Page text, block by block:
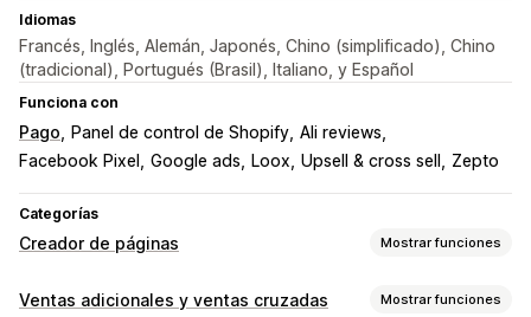
Idiomas
Francés, Inglés, Alemán, Japonés, Chino (simplificado), Chino
(tradicional), Portugués (Brasil), Italiano, y Español
Funciona con
Pago Panel de control de Shopify Ali reviews
Facebook Pixel
Google ads Loox Upsell & cross sell Zepto
Categorías
Creador de páginas Mostrar funciones
Tipos de páginas
Ventas adicionales y ventas cruzadas Mostrar funciones